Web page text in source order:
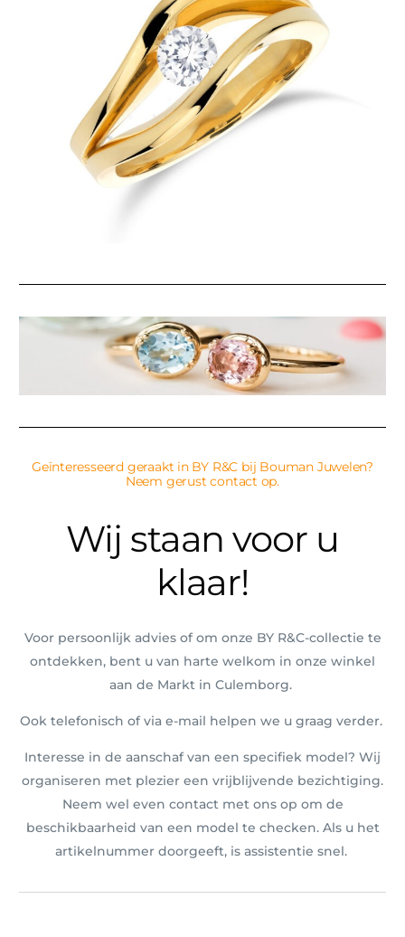
Geïnteresseerd geraakt in BY R&C bij Bouman Juwelen?
Neem gerust contact op.
Wij staan voor u
klaar!
Voor persoonlijk advies of om onze BY R&C-collectie te
ontdekken, bent u van harte welkom in onze winkel
aan de Markt in Culemborg.
Ook telefonisch of via e-mail helpen we u graag verder.
Interesse in de aanschaf van een specifiek model? Wij
organiseren met plezier een vrijblijvende bezichtiging.
Neem wel even contact met ons op om de
beschikbaarheid van een model te checken. Als u het
artikelnummer doorgeeft, is assistentie snel.